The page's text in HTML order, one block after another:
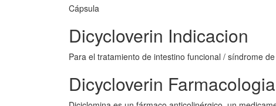
Cápsula
Dicycloverin Indicacion
Para el tratamiento de intestino funcional / síndrome
Dicycloverin Farmacologia